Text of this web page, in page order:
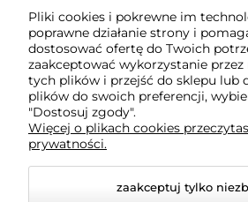
Obsługa klienta
Pomoc
Moje konto
Pliki cookies i pokrewne im
poprawne działanie strony i
dostosować ofertę do Twoich
zaakceptować wykorzystanie przez
tych plików i przejść do sklepu lub
plików do swoich preferencji,
"Dostosuj zgody".
Więcej o plikach cookies
prywatności.
zaakceptuj tylko